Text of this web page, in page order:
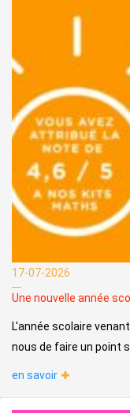
17-07-2026
Une nouvelle année
L'année scolaire
nous de faire un point
en savoir